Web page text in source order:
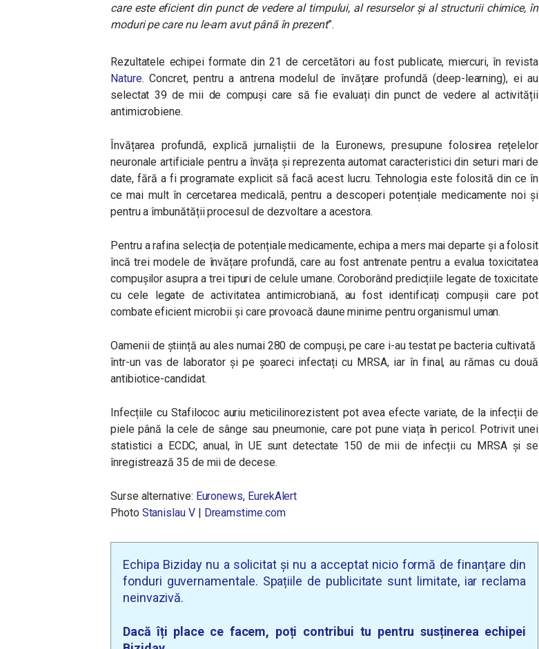
care este eficient din punct de vedere al timpului, al resurselor și al structurii chimice, în
moduri pe care nu le-am avut până în prezent”.
Rezultatele echipei formate din 21 de cercetători au fost publicate, miercuri, în revista
Nature. Concret, pentru a antrena modelul de învățare profundă (deep-learning), ei au
selectat 39 de mii de compuși care să fie evaluați din punct de vedere al activității
antimicrobiene.
Învățarea profundă, explică jurnaliștii de la Euronews, presupune folosirea rețelelor
neuronale artificiale pentru a învăța și reprezenta automat caracteristici din seturi mari de
date, fără a fi programate explicit să facă acest lucru. Tehnologia este folosită din ce în
ce mai mult în cercetarea medicală, pentru a descoperi potențiale medicamente noi și
pentru a îmbunătății procesul de dezvoltare a acestora.
Pentru a rafina selecția de potențiale medicamente, echipa a mers mai departe și a folosit
încă trei modele de învățare profundă, care au fost antrenate pentru a evalua toxicitatea
compușilor asupra a trei tipuri de celule umane. Coroborând predicțiile legate de toxicitate
cu cele legate de activitatea antimicrobiană, au fost identificați compușii care pot
combate eficient microbii și care provoacă daune minime pentru organismul uman.
Oamenii de știință au ales numai 280 de compuși, pe care i-au testat pe bacteria cultivată
într-un vas de laborator și pe șoareci infectați cu MRSA, iar în final, au rămas cu două
antibiotice-candidat.
Infecțiile cu Stafilococ auriu meticilinorezistent pot avea efecte variate, de la infecții de
piele până la cele de sânge sau pneumonie, care pot pune viața în pericol. Potrivit unei
statistici a ECDC, anual, în UE sunt detectate 150 de mii de infecții cu MRSA și se
înregistrează 35 de mii de decese.
Surse alternative: Euronews, EurekAlert
Photo Stanislau V | Dreamstime.com
Echipa Biziday nu a solicitat și nu a acceptat nicio formă de finanțare din
fonduri guvernamentale. Spațiile de publicitate sunt limitate, iar reclama
neinvazivă.
Dacă îți place ce facem, poți contribui tu pentru susținerea echipei